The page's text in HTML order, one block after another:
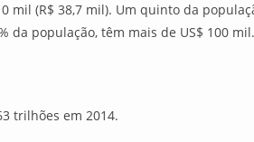
mil (R$ 38,7 mil). Um quinto da
da população, têm mais de US$ 100 mil.
trilhões em 2014.